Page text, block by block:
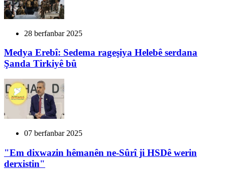
28 berfanbar 2025
Medya Erebî: Sedema rageşiya Helebê serdana
Şanda Tirkiyê bû
07 berfanbar 2025
"Em dixwazin hêmanên ne-Sûrî ji HSDê werin
derxistin"